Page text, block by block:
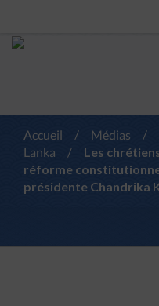
Accueil / Médias /
Lanka
/
Les
réforme
présidente Chandrika